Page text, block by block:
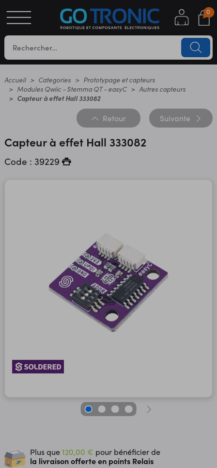
0
Accueil Categories
Prototypage et capteurs
Modules Qwiic - Stemma QT - easyC
Autres capteurs
Capteur à effet Hall 333082
Retour Suivante
Capteur à effet Hall 333082
Code : 39229
Plus que120,00 € pour bénéficier de
la livraison offerte en points Relais